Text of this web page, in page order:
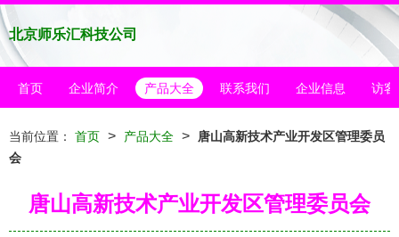
北京师乐汇科技公司
首页 企业简介 产品大全 联系我们 企业信息 访客
当前位置： 首页 > 产品大全 >
唐山高新技术产业开发区管理委员
会
唐山高新技术产业开发区管理委员会